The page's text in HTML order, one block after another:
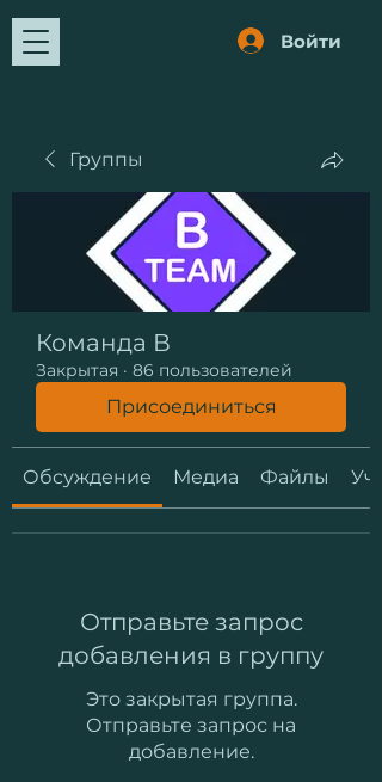
Войти
Группы
Команда В
Закрытая · 86 пользователей
Присоединиться
Обсуждение Медиа Файлы
Отправьте запрос
добавления в группу
Это закрытая группа.
Отправьте запрос на
добавление.